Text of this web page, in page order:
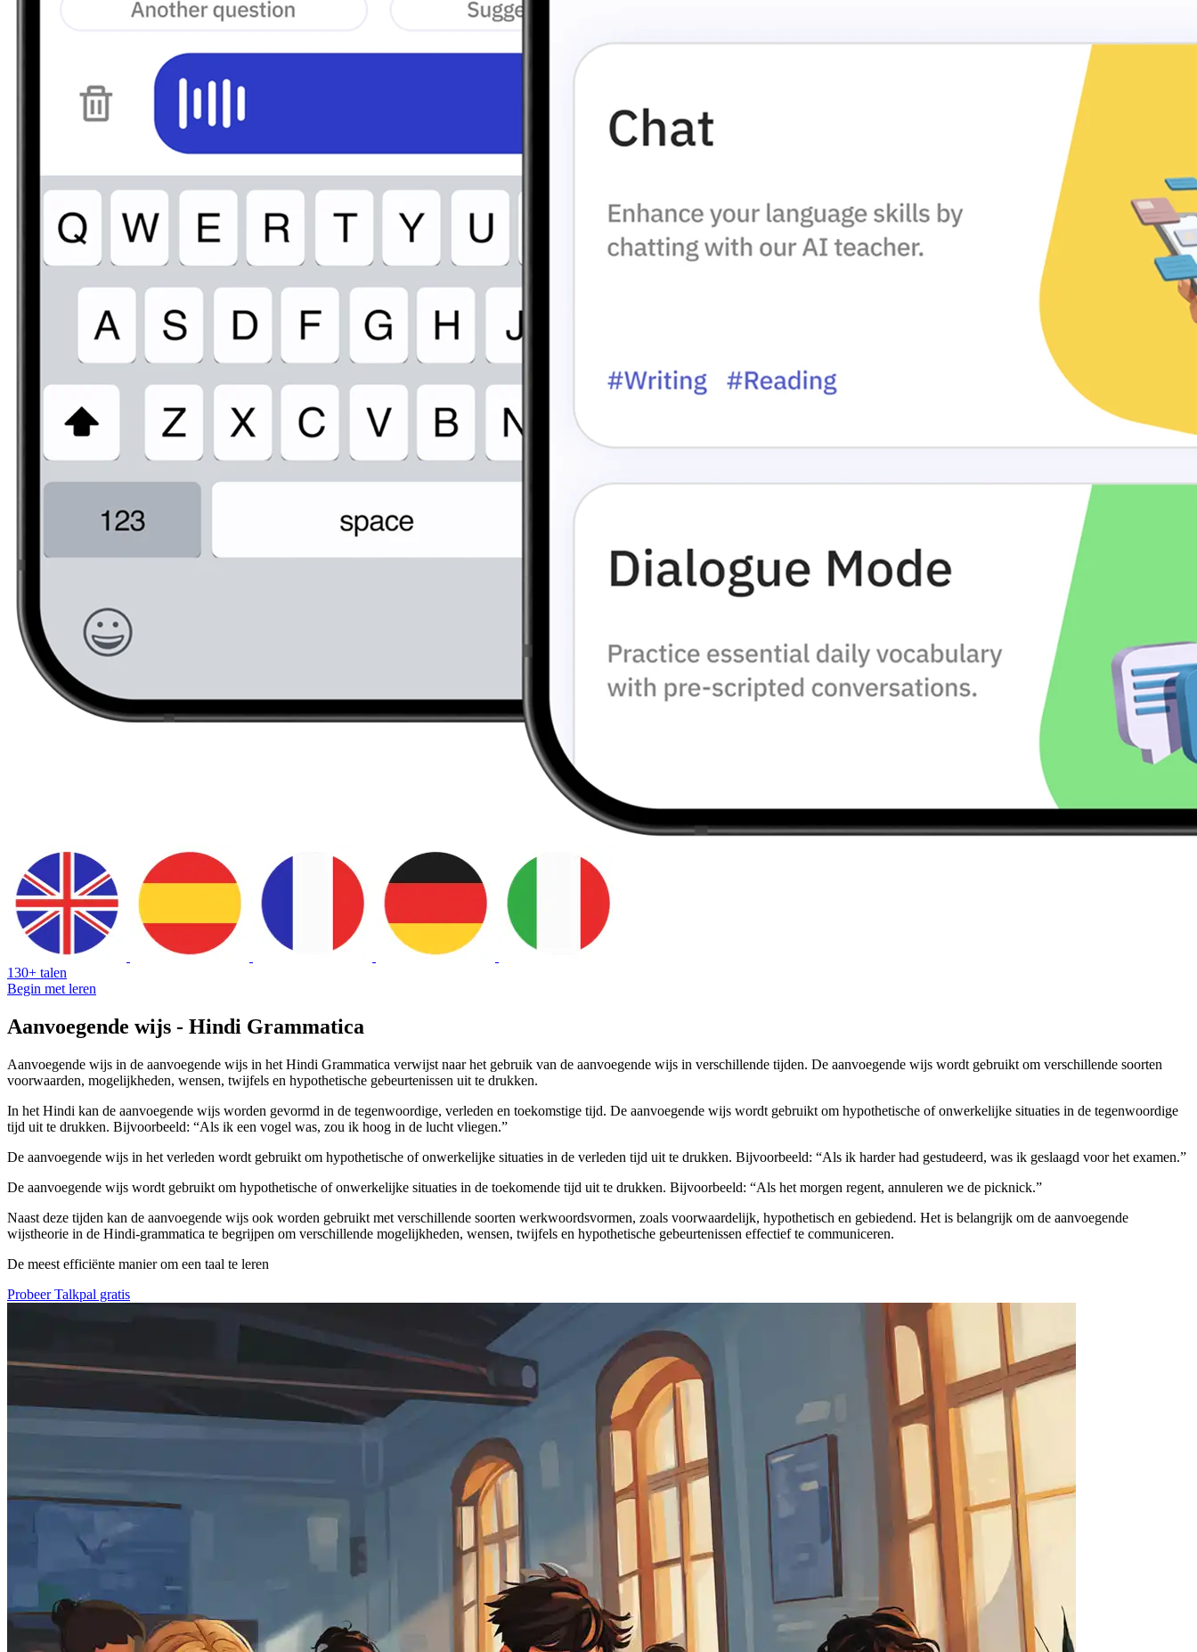
130+ talen
Begin met leren
Aanvoegende wijs - Hindi Grammatica
Aanvoegende wijs in de aanvoegende wijs in het Hindi Grammatica verwijst naar het gebruik van de aanvoegende wijs in verschillende tijden. De aanvoegende wijs wordt gebruikt om verschillende soorten
voorwaarden, mogelijkheden, wensen, twijfels en hypothetische gebeurtenissen uit te drukken.
In het Hindi kan de aanvoegende wijs worden gevormd in de tegenwoordige, verleden en toekomstige tijd. De aanvoegende wijs wordt gebruikt om hypothetische of onwerkelijke situaties in de tegenwoordige
tijd uit te drukken. Bijvoorbeeld: “Als ik een vogel was, zou ik hoog in de lucht vliegen.”
De aanvoegende wijs in het verleden wordt gebruikt om hypothetische of onwerkelijke situaties in de verleden tijd uit te drukken. Bijvoorbeeld: “Als ik harder had gestudeerd, was ik geslaagd voor het examen.”
De aanvoegende wijs wordt gebruikt om hypothetische of onwerkelijke situaties in de toekomende tijd uit te drukken. Bijvoorbeeld: “Als het morgen regent, annuleren we de picknick.”
Naast deze tijden kan de aanvoegende wijs ook worden gebruikt met verschillende soorten werkwoordsvormen, zoals voorwaardelijk, hypothetisch en gebiedend. Het is belangrijk om de aanvoegende
wijstheorie in de Hindi-grammatica te begrijpen om verschillende mogelijkheden, wensen, twijfels en hypothetische gebeurtenissen effectief te communiceren.
De meest efficiënte manier om een taal te leren
Probeer Talkpal gratis